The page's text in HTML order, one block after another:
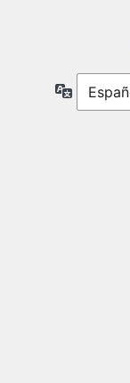
Idioma